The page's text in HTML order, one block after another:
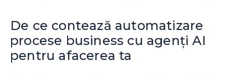
De ce contează automatizare
procese business cu agenți AI
pentru afacerea ta